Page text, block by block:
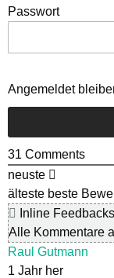
Passwort
Angemeldet
31 Comments
neuste
älteste beste
Inline Feedbacks
Alle Kommentare
Raul Gutmann
1 Jahr her